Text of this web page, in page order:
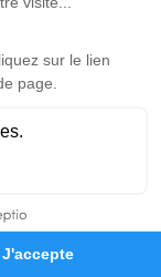
est
hommage